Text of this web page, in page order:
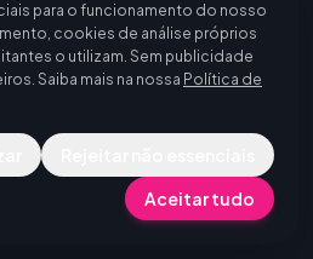
para o funcionamento do nosso
cookies de análise próprios
o utilizam. Sem publicidade
Saiba mais na nossa Política de
Aceitar tudo